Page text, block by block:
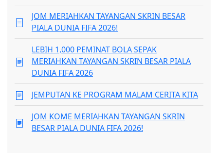
JOM MERIAHKAN TAYANGAN SKRIN BESAR
PIALA DUNIA FIFA 2026!
LEBIH 1,000 PEMINAT BOLA SEPAK
MERIAHKAN TAYANGAN SKRIN BESAR PIALA
DUNIA FIFA 2026
JEMPUTAN KE PROGRAM MALAM CERITA KITA
JOM KOME MERIAHKAN TAYANGAN SKRIN
BESAR PIALA DUNIA FIFA 2026!